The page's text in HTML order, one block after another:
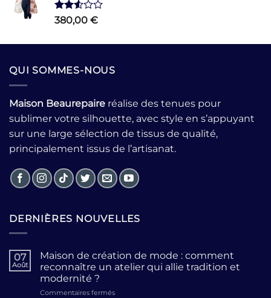
Note
380,00 €
QUI SOMMES-NOUS
Maison Beaurepaire réalise des tenues pour
sublimer votre silhouette, avec style en s’appuyant
sur une large sélection de tissus de qualité,
principalement issus de l’artisanat.
DERNIÈRES NOUVELLES
07
Août
Maison de création de mode : comment
reconnaître un atelier qui allie tradition et
modernité ?
Commentaires ferméssur